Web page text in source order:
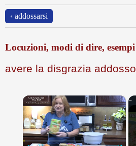
‹ addossarsi
Locuzioni, modi di dire, esempi
avere la disgrazia addosso
×